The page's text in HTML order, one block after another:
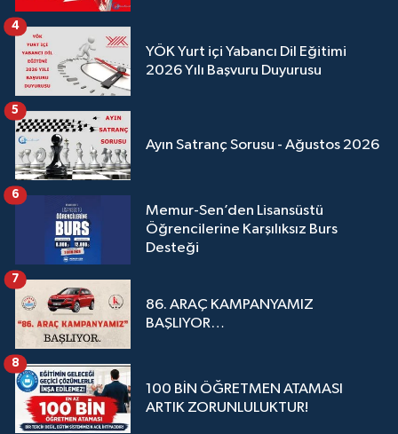
YÖK Yurt içi Yabancı Dil Eğitimi
2026 Yılı Başvuru Duyurusu
4
Ayın Satranç Sorusu - Ağustos 2026
5
Memur-Sen’den Lisansüstü
Öğrencilerine Karşılıksız Burs
Desteği
6
86. ARAÇ KAMPANYAMIZ
BAŞLIYOR…
7
100 BİN ÖĞRETMEN ATAMASI
ARTIK ZORUNLULUKTUR!
8